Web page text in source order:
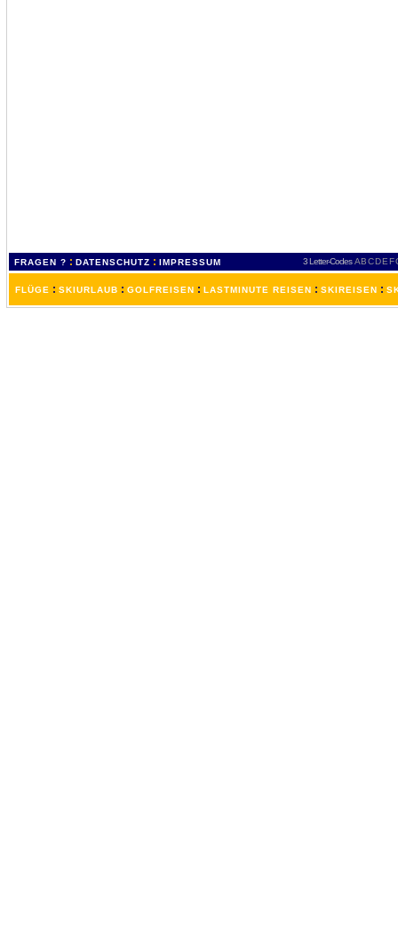
FRAGEN ? : DATENSCHUTZ : IMPRESSUM 3 Letter-Codes ABCDEF
FLÜGE : SKIURLAUB : GOLFREISEN : LASTMINUTE REISEN : SKIREISEN :